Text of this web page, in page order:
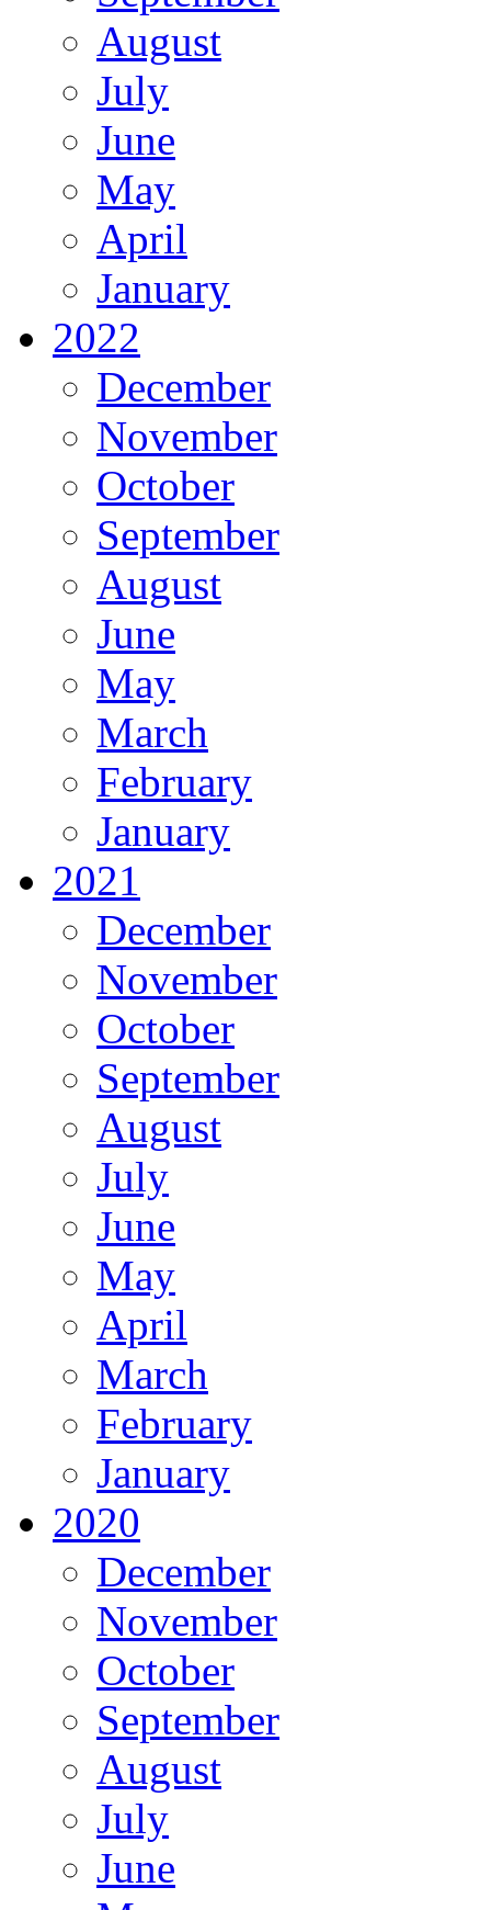
August
July
June
May
April
January
2022
December
November
October
September
August
June
May
March
February
January
2021
December
November
October
September
August
July
June
May
April
March
February
January
2020
December
November
October
September
August
July
June